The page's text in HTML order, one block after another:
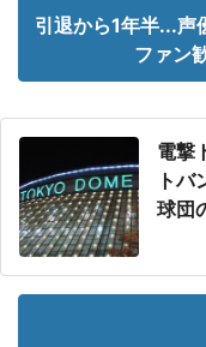
引退から1年半...声
ファン
電撃
ト
球団